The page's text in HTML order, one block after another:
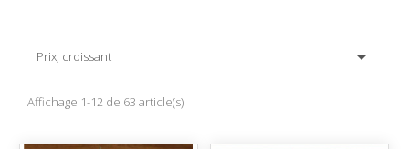
Prix, croissant 
Affichage 1-12 de 63 article(s)